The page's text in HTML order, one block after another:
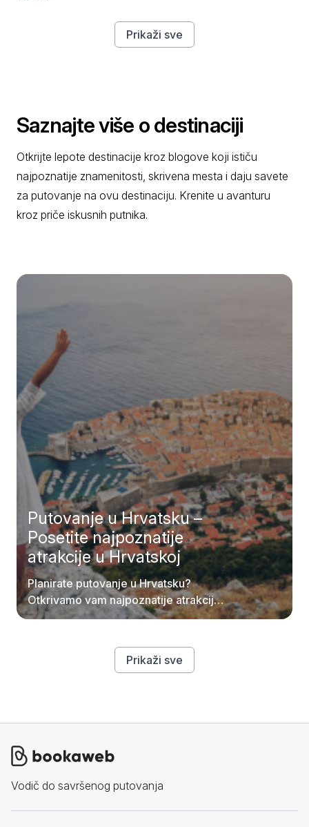
Prikaži sve
Saznajte više o destinaciji
Otkrijte lepote destinacije kroz blogove koji ističu
najpoznatije znamenitosti, skrivena mesta i daju savete
za putovanje na ovu destinaciju. Krenite u avanturu
kroz priče iskusnih putnika.
Putovanje u Hrvatsku –
Posetite najpoznatije
atrakcije u Hrvatskoj
Planirate putovanje u Hrvatsku?
Otkrivamo vam najpoznatije atrakcije
i top destinacije.
Prikaži sve
Vodič do savršenog putovanja